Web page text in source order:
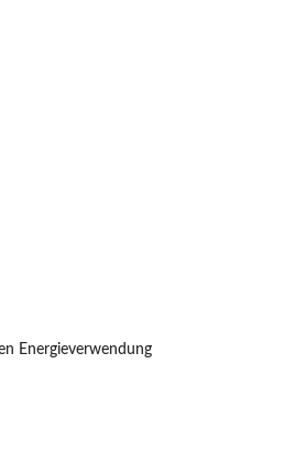
Energieverwendung